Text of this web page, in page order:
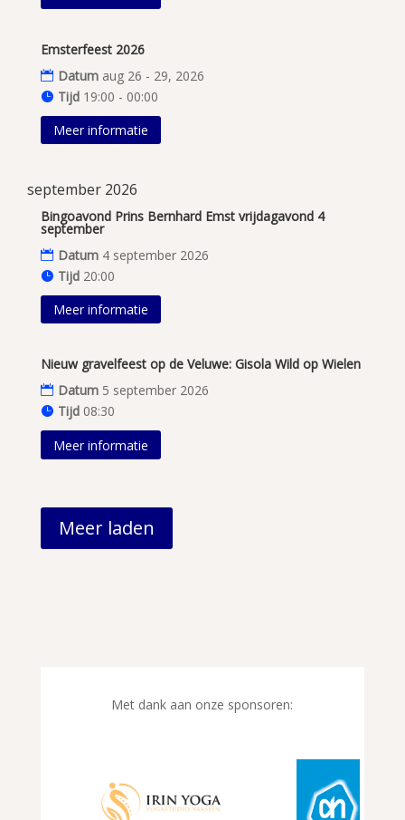
Emsterfeest 2026
Datum aug 26 - 29, 2026
Tijd 19:00 - 00:00
Meer informatie
september 2026
Bingoavond Prins Bernhard Emst vrijdagavond 4
september
Datum 4 september 2026
Tijd 20:00
Meer informatie
Nieuw gravelfeest op de Veluwe: Gisola Wild op Wielen
Datum 5 september 2026
Tijd 08:30
Meer informatie
Meer laden
Met dank aan onze sponsoren: